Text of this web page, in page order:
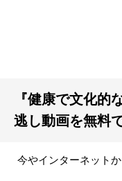
『健康で文化的
逃し動画を無料
今やインターネット